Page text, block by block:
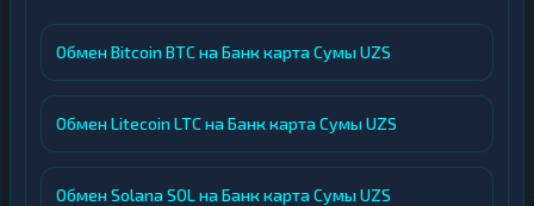
Обмен Bitcoin BTC на Банк карта Сумы UZS
Обмен Litecoin LTC на Банк карта Сумы UZS
Обмен Solana SOL на Банк карта Сумы UZS